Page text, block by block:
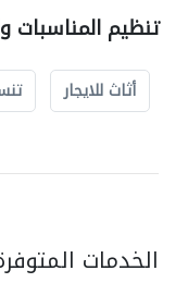
تنظيم المناسبات
أثاث للايجار
الخدمات